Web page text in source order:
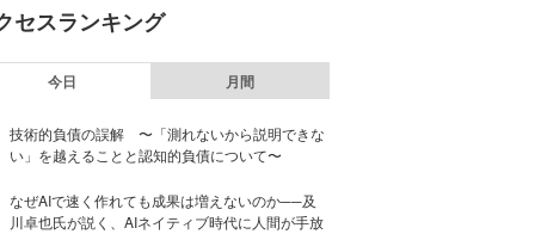
セスランキング
今日 月間
技術的負債の誤解 〜「測れないから説明できな
い」を越えることと認知的負債について〜
なぜAIで速く作れても成果は増えないのか──及
川卓也氏が説く、AIネイティブ時代に人間が手放